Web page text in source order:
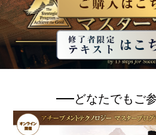
どなたでもご